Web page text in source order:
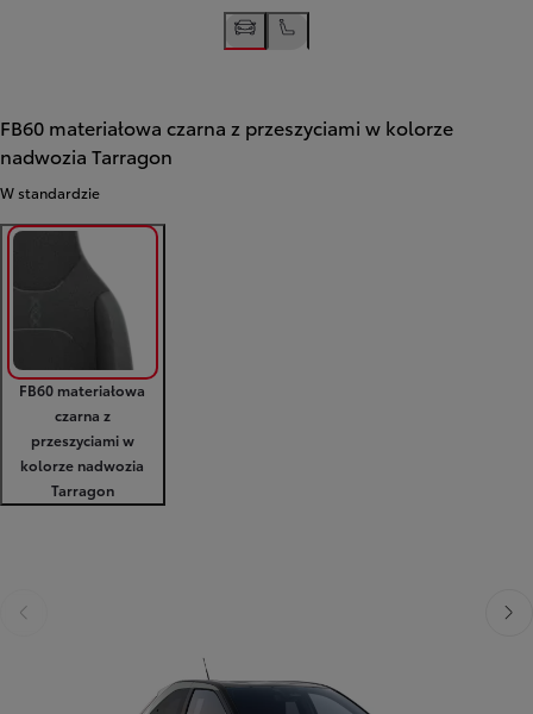
FB60 materiałowa czarna z przeszyciami w kolorze
nadwozia Tarragon
W standardzie
FB60 materiałowa
czarna z
przeszyciami w
kolorze nadwozia
Tarragon
Poprzedni